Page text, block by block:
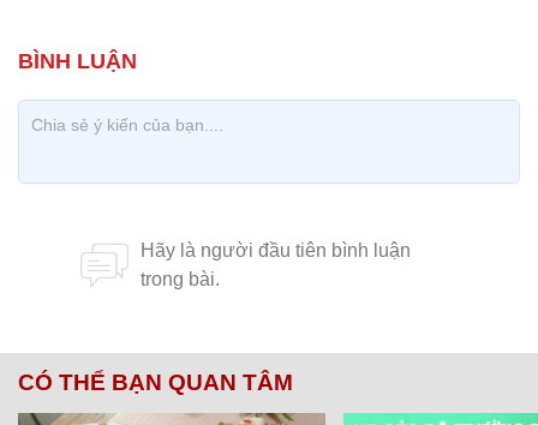
CÓ THỂ BẠN QUAN TÂM